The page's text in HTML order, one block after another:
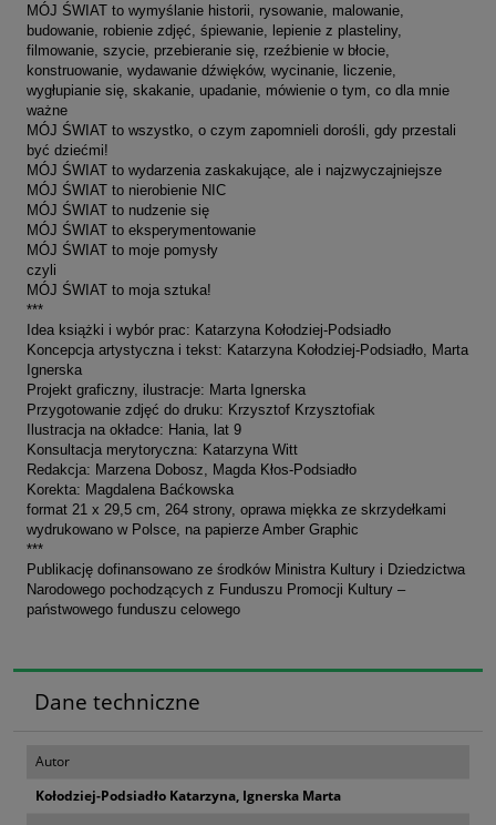
MÓJ ŚWIAT to wymyślanie historii, rysowanie, malowanie,
budowanie, robienie zdjęć, śpiewanie, lepienie z plasteliny,
filmowanie, szycie, przebieranie się, rzeźbienie w błocie,
konstruowanie, wydawanie dźwięków, wycinanie, liczenie,
wygłupianie się, skakanie, upadanie, mówienie o tym, co dla mnie
ważne
MÓJ ŚWIAT to wszystko, o czym zapomnieli dorośli, gdy przestali
być dziećmi!
MÓJ ŚWIAT to wydarzenia zaskakujące, ale i najzwyczajniejsze
MÓJ ŚWIAT to nierobienie NIC
MÓJ ŚWIAT to nudzenie się
MÓJ ŚWIAT to eksperymentowanie
MÓJ ŚWIAT to moje pomysły
czyli
MÓJ ŚWIAT to moja sztuka!
***
Idea książki i wybór prac: Katarzyna Kołodziej-Podsiadło
Koncepcja artystyczna i tekst: Katarzyna Kołodziej-Podsiadło, Marta
Ignerska
Projekt graficzny, ilustracje: Marta Ignerska
Przygotowanie zdjęć do druku: Krzysztof Krzysztofiak
Ilustracja na okładce: Hania, lat 9
Konsultacja merytoryczna: Katarzyna Witt
Redakcja: Marzena Dobosz, Magda Kłos-Podsiadło
Korekta: Magdalena Baćkowska
format 21 x 29,5 cm, 264 strony, oprawa miękka ze skrzydełkami
wydrukowano w Polsce, na papierze Amber Graphic
***
Publikację dofinansowano ze środków Ministra Kultury i Dziedzictwa
Narodowego pochodzących z Funduszu Promocji Kultury –
państwowego funduszu celowego
Dane techniczne
Autor
Kołodziej-Podsiadło Katarzyna, Ignerska Marta